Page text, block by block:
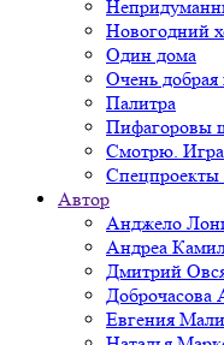
Новогодний
Один дома
Очень добрая
Палитра
Пифагоровы
Смотрю.
Спецпроекты
Автор
Анджело
Андреа
Дмитрий
Доброчасова
Евгения